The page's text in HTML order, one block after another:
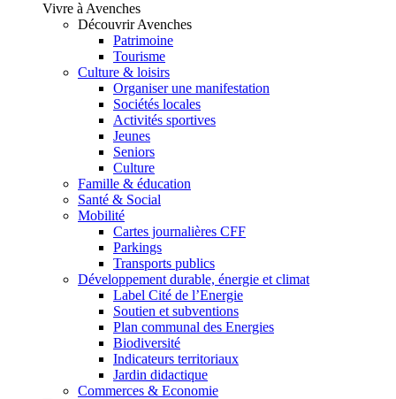
Vivre à Avenches
Découvrir Avenches
Patrimoine
Tourisme
Culture & loisirs
Organiser une manifestation
Sociétés locales
Activités sportives
Jeunes
Seniors
Culture
Famille & éducation
Santé & Social
Mobilité
Cartes journalières CFF
Parkings
Transports publics
Développement durable, énergie et climat
Label Cité de l’Energie
Soutien et subventions
Plan communal des Energies
Biodiversité
Indicateurs territoriaux
Jardin didactique
Commerces & Economie